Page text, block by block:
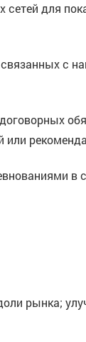
для
связанных с
или
в
рынка;